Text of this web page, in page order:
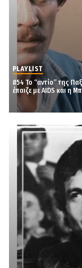
PLAYLIST
#54 Το “αντίο” της
έπαιζε με AIDS και η